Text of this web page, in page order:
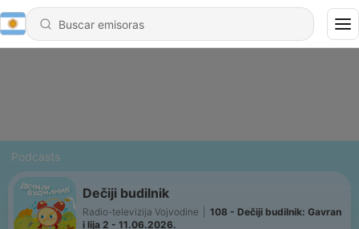
Podcasts
Dečiji budilnik
Radio-televizija Vojvodine
108 - Dečiji budilnik: Gavran
i lija 2 - 11.06.2026.